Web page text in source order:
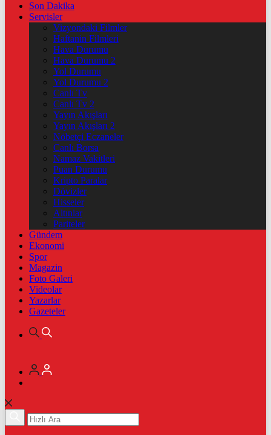
Son Dakika
Servisler
Vizyondaki Filmler
Haftanin Filmleri
Hava Durumu
Hava Durumu 2
Yol Durumu
Yol Durumu 2
Canlı Tv
Canlı Tv 2
Yayın Akışları
Yayın Akışları 2
Nöbetçi Eczaneler
Canlı Borsa
Namaz Vakitleri
Puan Durumu
Kripto Paralar
Dövizler
Hisseler
Altınlar
Pariteler
Gündem
Ekonomi
Spor
Magazin
Foto Galeri
Videolar
Yazarlar
Gazeteler